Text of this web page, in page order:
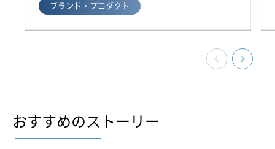
ブランド・プロダクト
おすすめのストーリー